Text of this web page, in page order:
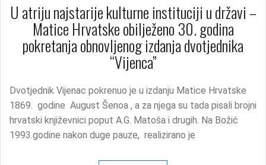
U atriju najstarije kulturne instituciji u državi –
Matice Hrvatske obilježeno 30. godina
pokretanja obnovljenog izdanja dvotjednika
“Vijenca”
Dvotjednik Vijenac pokrenuo je u izdanju Matice Hrvatske
1869. godine August Šenoa , a za njega su tada pisali brojni
hrvatski književnici poput A.G. Matoša i drugih. Na Božić
1993.godine nakon duge pauze, realizirano je